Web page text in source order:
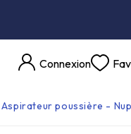
Connexion
Aspirateur poussière -